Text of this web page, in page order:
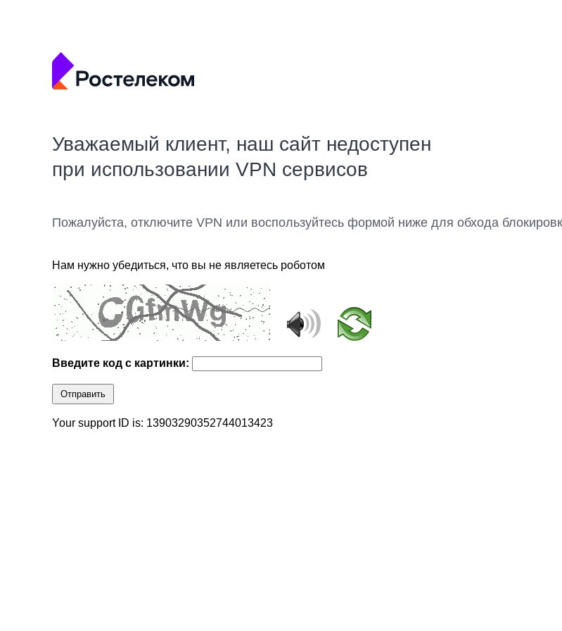
Уважаемый клиент, наш сайт недоступен
при использовании VPN сервисов
Пожалуйста, отключите VPN или воспользуйтесь формой ниже для обхода
Нам нужно убедиться, что вы не являетесь роботом
Введите код с картинки:
Отправить
Your support ID is: 13903290352744013423